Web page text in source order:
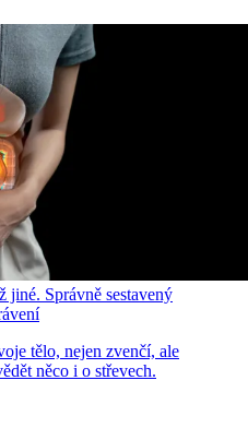
jiné. Správně sestavený
tělo, nejen zvenčí, ale
něco i o střevech.